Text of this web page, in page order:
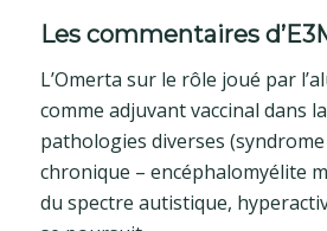
Les commentaires
L’Omerta sur le rôle joué par
comme adjuvant vaccinal dans
pathologies diverses
chronique – encéphalomyélite
du spectre autistique,